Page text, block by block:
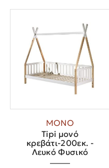
ΜΟΝΟ
Tipi μονό
κρεβάτι-200εκ. -
Λευκό Φυσικό